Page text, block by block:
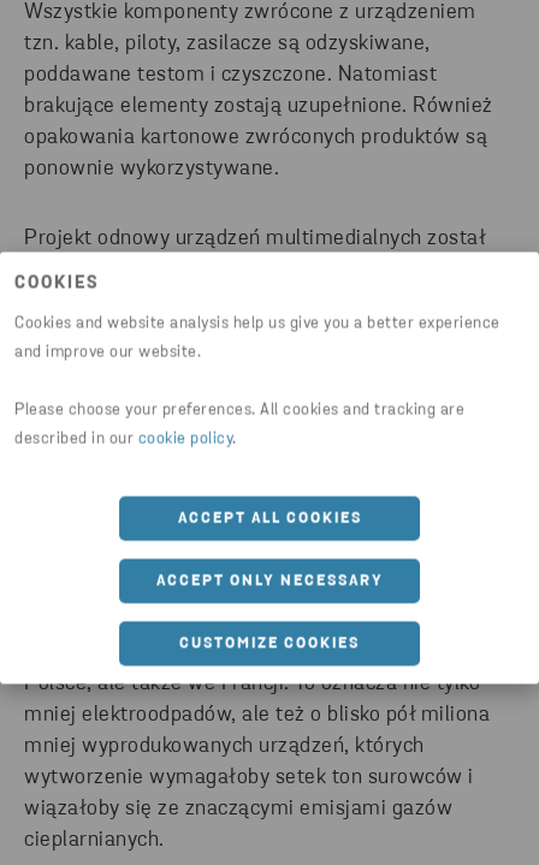
COOKIES
Cookies and website analysis help us give you a better experience
and improve our website.
Please choose your preferences. All cookies and tracking are
described in our cookie policy.
ACCEPT ALL COOKIES
ACCEPT ONLY NECESSARY
CUSTOMIZE COOKIES
Wszystkie komponenty zwrócone z urządzeniem
tzn. kable, piloty, zasilacze są odzyskiwane,
poddawane testom i czyszczone. Natomiast
brakujące elementy zostają uzupełnione. Również
opakowania kartonowe zwróconych produktów są
ponownie wykorzystywane.
Projekt odnowy urządzeń multimedialnych został
wdrożony w 2011 roku w celu zoptymalizowania
przyjmowanych do Magazynu Centralnego. Program
odnowy nie tylko przyczynia się do ograniczenia
także doprowadził do optymalizacji budżetu i
Usługa odnowy urządzeń realizowana jest także dla
innych krajów, w których działa Grupa Orange. W
2018 roku Orange Polska S.A. odnowiła prawie pół
miliona modemów i routerów, które następnie
zostały ponownie wprowadzone do użytkowania w
Polsce, ale także we Francji. To oznacza nie tylko
mniej elektroodpadów, ale też o blisko pół miliona
mniej wyprodukowanych urządzeń, których
wytworzenie wymagałoby setek ton surowców i
wiązałoby się ze znaczącymi emisjami gazów
cieplarnianych.